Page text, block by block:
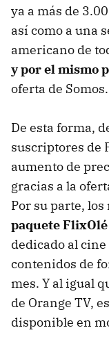
ya a más de
así como a una
americano de
y por el mismo
oferta de Somos.
De esta forma,
suscriptores de
aumento de
gracias a la
Por su parte,
paquete FlixOlé
dedicado al
contenidos de
mes. Y al igual
de Orange TV,
disponible en